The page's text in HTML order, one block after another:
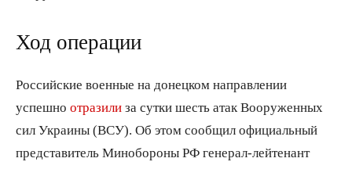
Ход операции
Российские военные на донецком направлении
успешно отразили за сутки шесть атак Вооруженных
сил Украины (ВСУ). Об этом сообщил официальный
представитель Минобороны РФ генерал-лейтенант